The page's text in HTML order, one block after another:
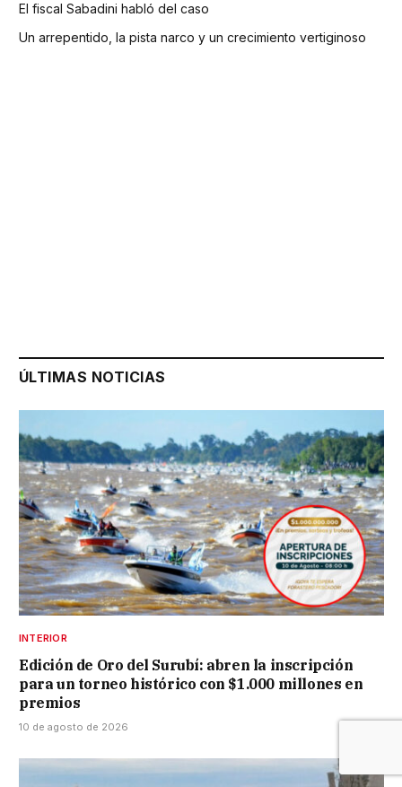
El fiscal Sabadini habló del caso
Un arrepentido, la pista narco y un crecimiento vertiginoso
ÚLTIMAS NOTICIAS
INTERIOR
Edición de Oro del Surubí: abren la inscripción
para un torneo histórico con $1.000 millones en
premios
10 de agosto de 2026